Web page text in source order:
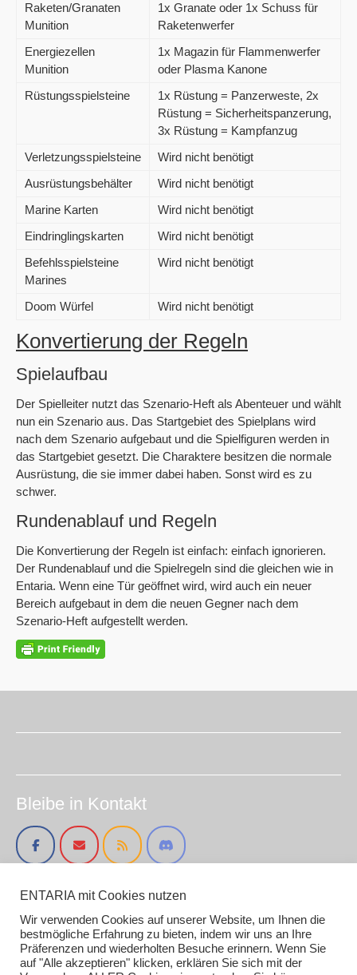
Raketen/Granaten
Munition
1x Granate oder 1x Schuss für
Raketenwerfer
Energiezellen
Munition
1x Magazin für Flammenwerfer
oder Plasma Kanone
Rüstungsspielsteine
1x Rüstung = Panzerweste, 2x
Rüstung = Sicherheitspanzerung,
3x Rüstung = Kampfanzug
Verletzungsspielsteine
Wird nicht benötigt
Ausrüstungsbehälter
Wird nicht benötigt
Marine Karten
Wird nicht benötigt
Eindringlingskarten
Wird nicht benötigt
Befehlsspielsteine
Marines
Wird nicht benötigt
Doom Würfel Wird nicht benötigt
Konvertierung der Regeln
Spielaufbau
Der Spielleiter nutzt das Szenario-Heft als Abenteuer und wählt
nun ein Szenario aus. Das Startgebiet des Spielplans wird
nach dem Szenario aufgebaut und die Spielfiguren werden in
das Startgebiet gesetzt. Die Charaktere besitzen die normale
Ausrüstung, die sie immer dabei haben. Sonst wird es zu
schwer.
Rundenablauf und Regeln
Die Konvertierung der Regeln ist einfach: einfach ignorieren.
Der Rundenablauf und die Spielregeln sind die gleichen wie in
Entaria. Wenn eine Tür geöffnet wird, wird auch ein neuer
Bereich aufgebaut in dem die neuen Gegner nach dem
Szenario-Heft aufgestellt werden.
Bleibe in Kontakt
Impressum (smirc.de)
Datenschutz
Gender / AI Grafiken oder Texten
ENTARIA mit Cookies nutzen
Wir verwenden Cookies auf unserer Website, um Ihnen die
bestmögliche Erfahrung zu bieten, indem wir uns an Ihre
Präferenzen und wiederholten Besuche erinnern. Wenn Sie
auf "Alle akzeptieren" klicken, erklären Sie sich mit der